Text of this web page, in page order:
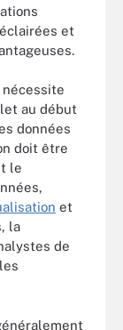
et
au début
données
doit être
le
et
la
de